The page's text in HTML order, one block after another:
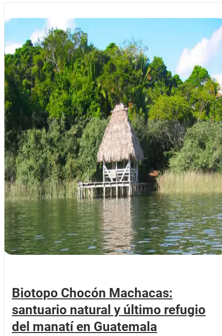
Biotopo Chocón Machacas:
santuario natural y último refugio
del manatí en Guatemala